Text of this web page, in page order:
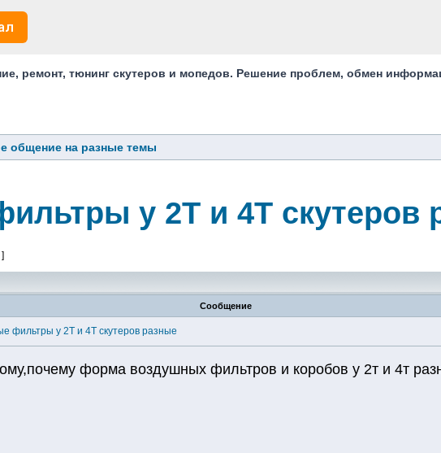
ремонт, тюнинг скутеров и мопедов. Решение проблем, обмен
общение на разные темы
у 2Т и 4Т скутеров
Сообщение
фильтры у 2Т и 4Т скутеров разные
форма воздушных фильтров и коробов у 2т и 4т